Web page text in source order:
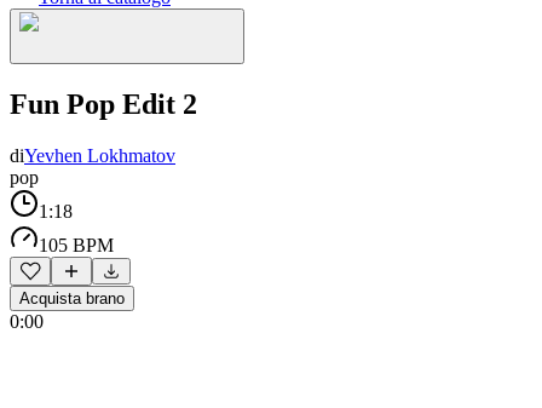
Fun Pop Edit 2
diYevhen Lokhmatov
pop
1:18
105 BPM
Acquista brano
0:00